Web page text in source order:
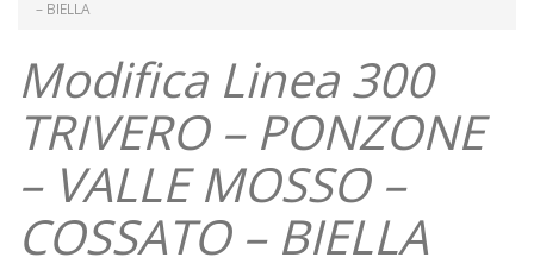
– BIELLA
Modifica Linea 300
TRIVERO – PONZONE
– VALLE MOSSO –
COSSATO – BIELLA